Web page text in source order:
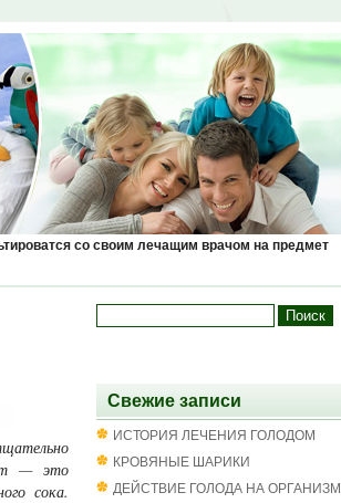
со своим лечащим врачом на предмет
— это
сока.
Свежие записи
ИСТОРИЯ ЛЕЧЕНИЯ ГОЛОДОМ
КРОВЯНЫЕ ШАРИКИ
ДЕЙСТВИЕ ГОЛОДА НА ОРГАНИЗМ